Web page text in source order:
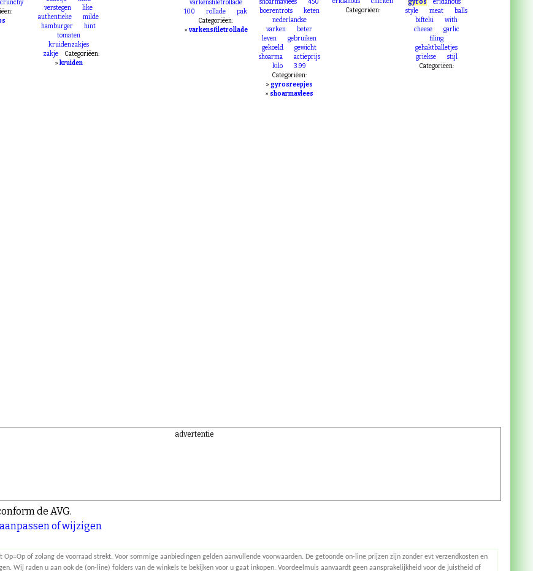
crisps
bretons
uma
balletje
mild
verstegen
like
authentieke
hamburger
tomaten
kruidenzakjes
gyros
varkensfiletrollade
rollade
pak
gyrosreepjes
gyros
shoarmavlees
boerentrots
keten
nederlandse
varken
beter
leven
gebruiken
gekoeld
gewicht
shoarma
actieprijs
3.99
Categoriëen:
gyros
eridanous
Trefwoorden:
gyros
eridanous
style
balls
bifteki
with
cheese
garlic
gehaktballetjes
griekse
de AVG.